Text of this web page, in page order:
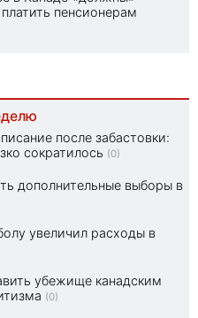
пенсионерам
после забастовки:
сократилось (0)
дополнительные выборы в
увеличил расходы в
убежище канадским
(0)